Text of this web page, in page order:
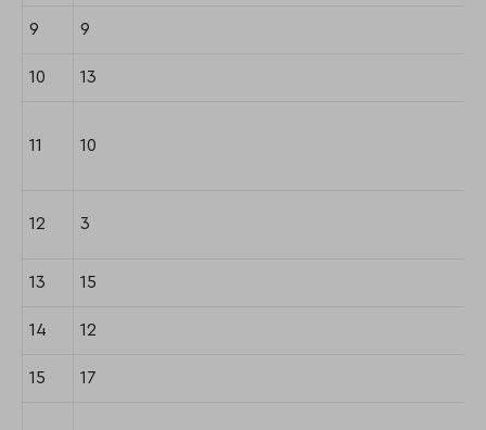
9 9
10 13
11 10
12 3
13 15
14 12
15 17